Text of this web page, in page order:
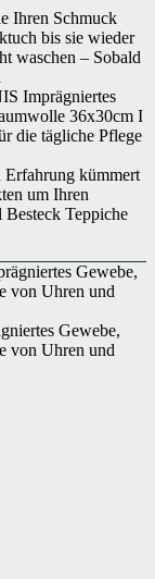
Ihren Schmuck
bis sie wieder
waschen – Sobald
Imprägniertes
36x30cm I
die tägliche Pflege
kümmert
um Ihren
Teppiche
Gewebe,
von Uhren und